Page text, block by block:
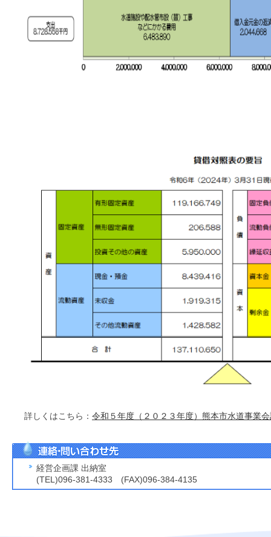
詳しくはこちら： 令和５年度（２０２３年度）熊本市水道事業
経営企画課 出納室
(TEL)096-381-4333 (FAX)096-384-4135